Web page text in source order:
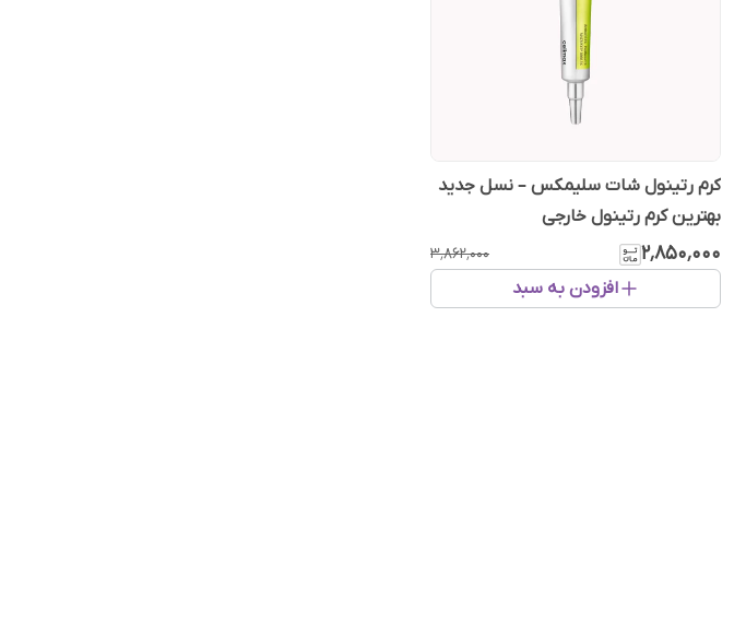
کرم رتینول شات سلیمکس – نسل جدید
بهترین کرم رتینول خارجی
۲٬۸۵۰٬۰۰۰ ۳٬۸۶۲٬۰۰۰
افزودن به سبد